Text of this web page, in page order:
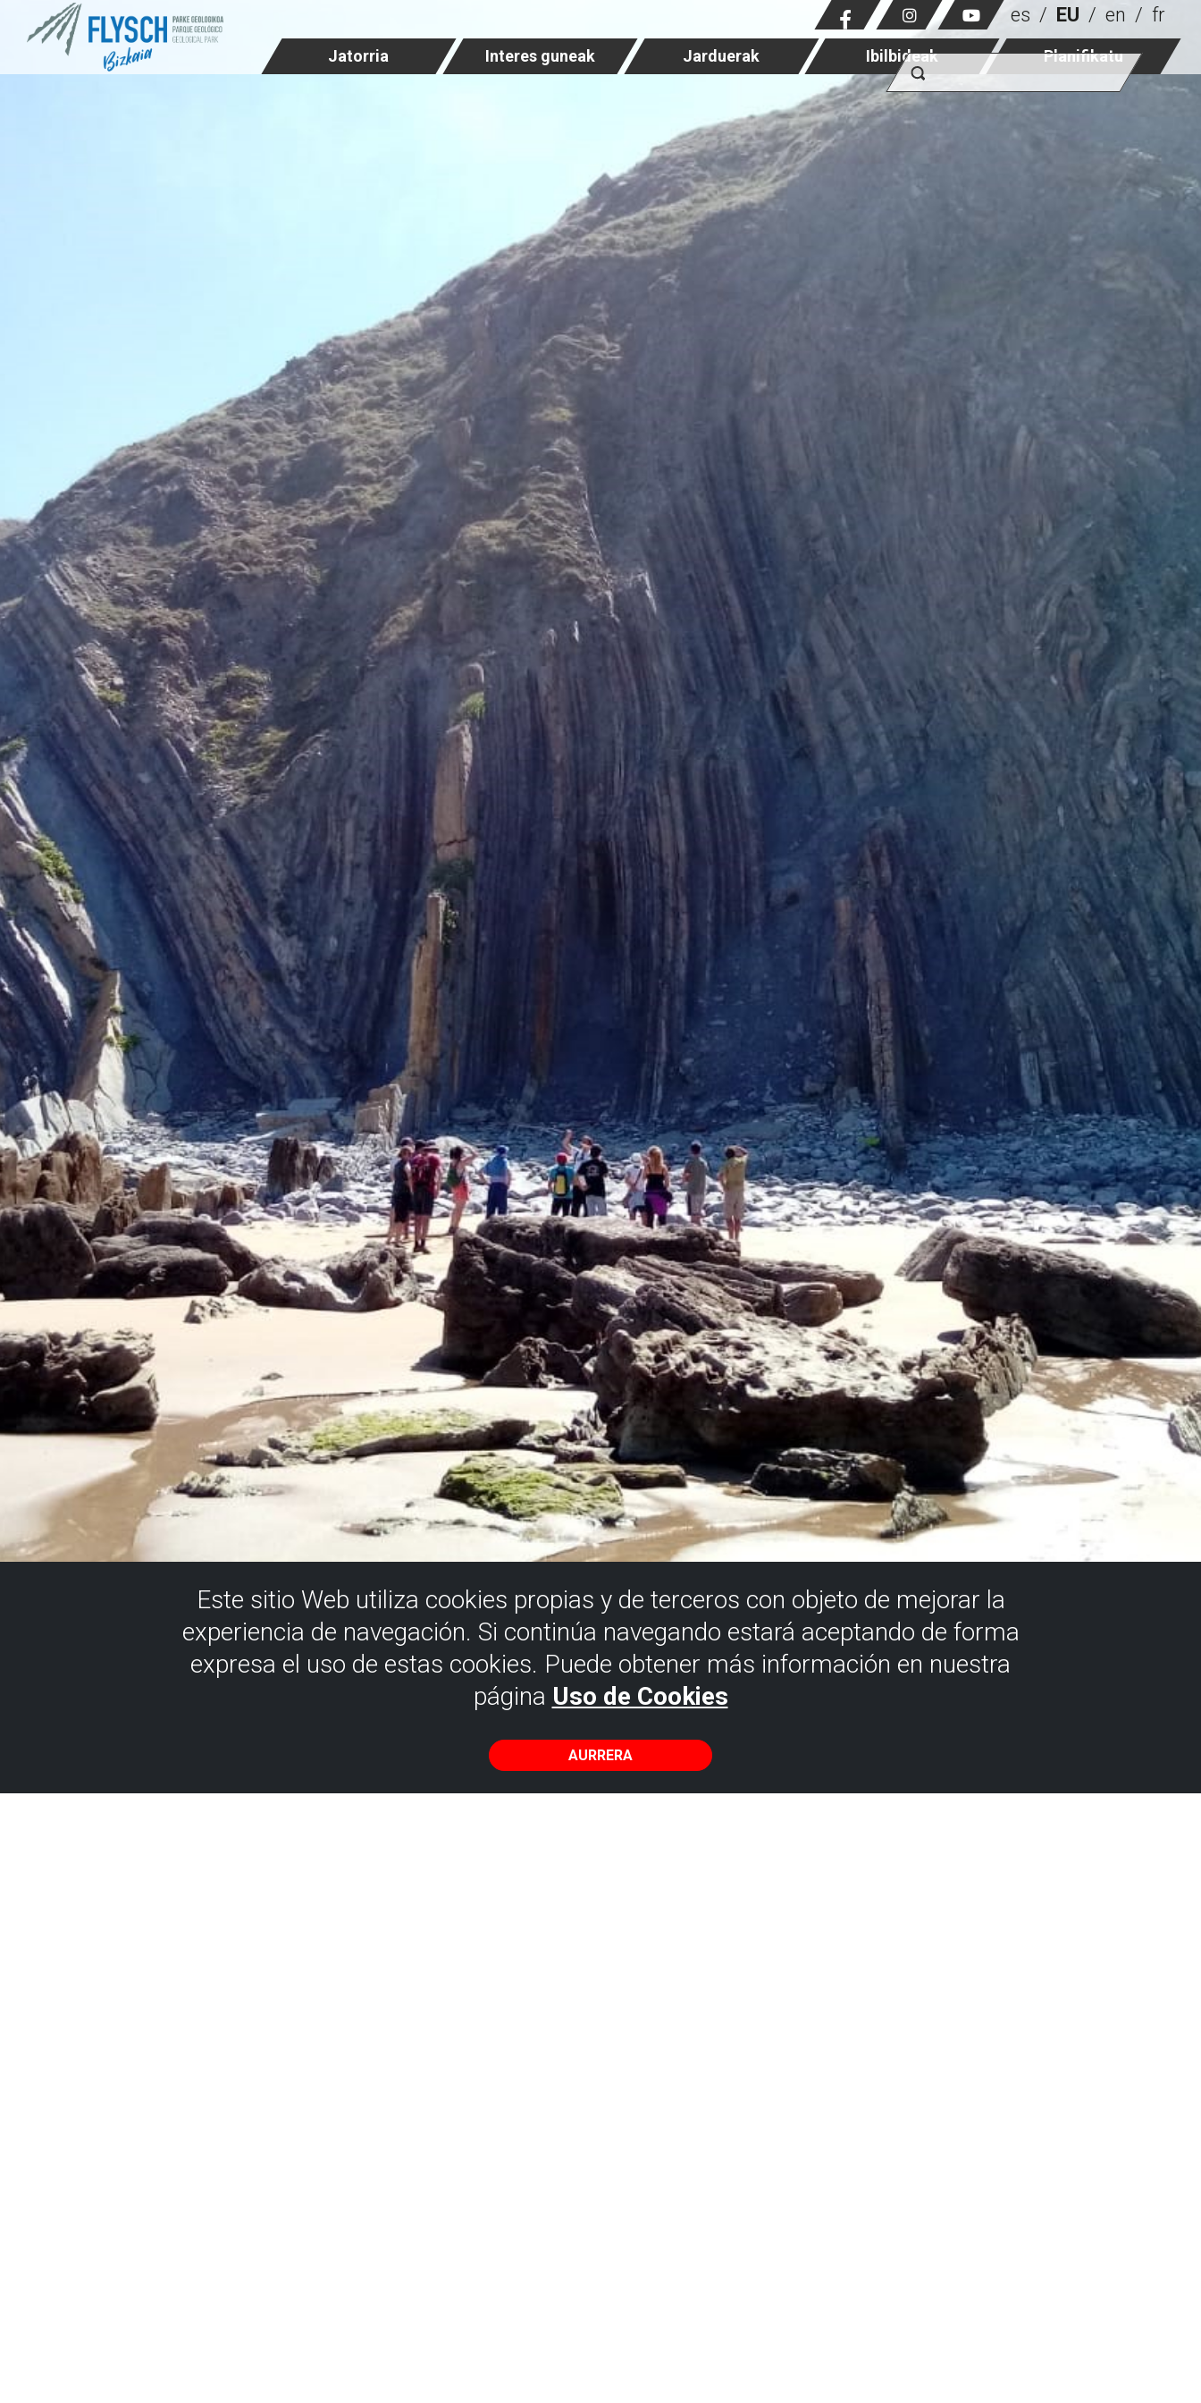
es EU en fr
Jatorria Interes guneak Jarduerak Ibilbideak Planifikatu
Este sitio Web utiliza cookies propias y de terceros con objeto de mejorar la
experiencia de navegación. Si continúa navegando estará aceptando de forma
expresa el uso de estas cookies. Puede obtener más información en nuestra
página Uso de Cookies
AURRERA